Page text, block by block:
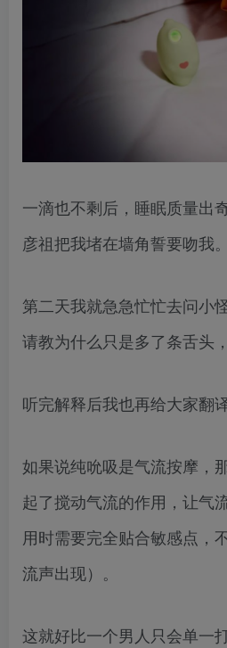
一滴也不剩后，睡眠质量出
彦祖把我堵在墙角誓要吻我。
第二天我就急急忙忙去问小
请教为什么只是多了条舌头
听完解释后我也再给大家翻译
如果说纯吮吸是气流按摩，
起了搅动气流的作用，让气
用时需要完全贴合敏感点，
流声出现）。
这就好比一个男人只会单一